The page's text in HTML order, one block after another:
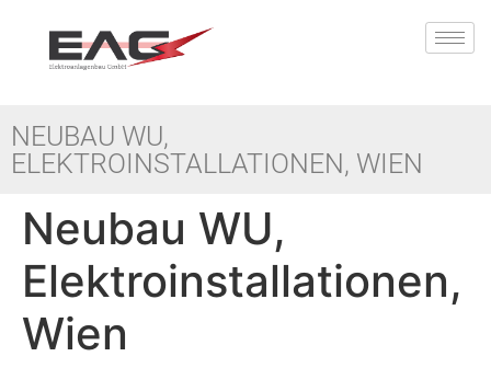
NEUBAU WU,
ELEKTROINSTALLATIONEN, WIEN
Neubau WU,
Elektroinstallationen,
Wien